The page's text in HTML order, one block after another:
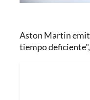
Aston Martin
tiempo